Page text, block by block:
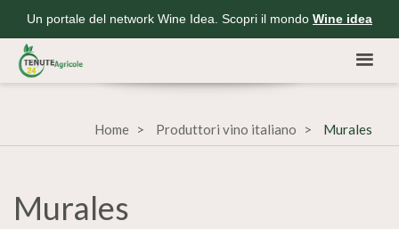
Un portale del network Wine Idea. Scopri il mondo Wine idea
Home Produttori vino italiano Murales
Murales